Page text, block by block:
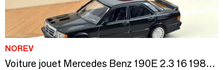
NOREV
Voiture jouet Mercedes Benz 190E 2.3 16 1984 Noir métallisé Jet-car 1/43